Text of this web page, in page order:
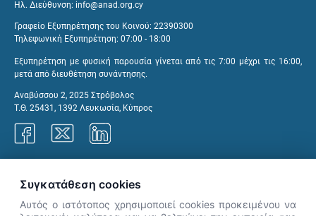
Ηλ. Διεύθυνση: info@anad.org.cy
Γραφείο Εξυπηρέτησης του Κοινού: 22390300
Τηλεφωνική Εξυπηρέτηση: 07:00 - 18:00
Εξυπηρέτηση με φυσική παρουσία γίνεται από τις 7:00 μέχρι τις 16:00,
μετά από διευθέτηση συνάντησης.
Αναβύσσου 2, 2025 Στρόβολος
Τ.Θ. 25431, 1392 Λευκωσία, Κύπρος
Συγκατάθεση cookies
Αυτός ο ιστότοπος χρησιμοποιεί cookies προκειμένου να